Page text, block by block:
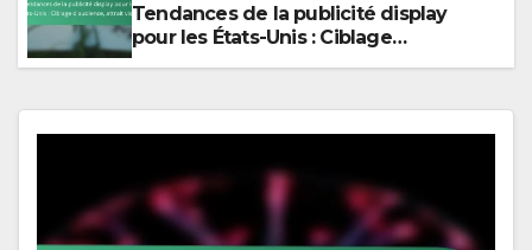
Tendances de la publicité display
pour les États-Unis : Ciblage